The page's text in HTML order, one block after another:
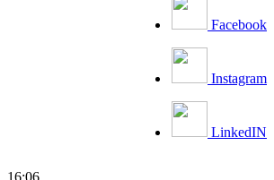
Facebook
Instagram
LinkedIN
16:06